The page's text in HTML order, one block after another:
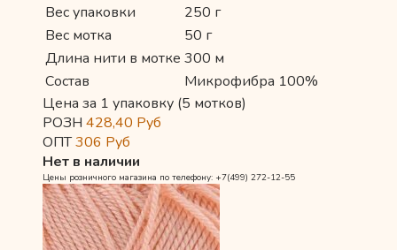
Вес упаковки
250 г
Вес мотка
50 г
Длина нити в мотке 300 м
Состав
Микрофибра 100%
Цена за 1 упаковку (5 мотков)
РОЗН 428,40 Руб
ОПТ306 Руб
Нет в наличии
Цены розничного магазина по телефону: +7(499) 272-12-55